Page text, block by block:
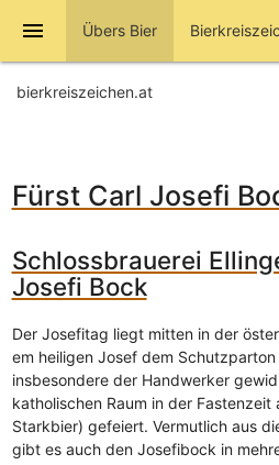
menu Übers Bier
bierkreiszeichen.at
Fürst Carl Josefi
Schlossbrauerei
Josefi Bock
Der Josefitag liegt mitten in der
em heiligen Josef dem
insbesondere der Handwerker
katholischen Raum in der Fastenzeit
Starkbier) gefeiert. Vermutlich aus
gibt es auch den Josefibock in